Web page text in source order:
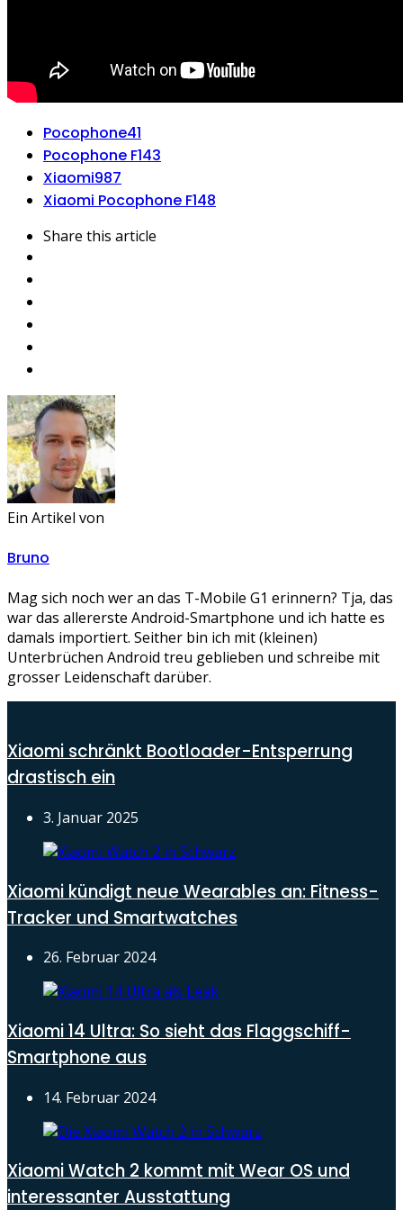
Pocophone41
Pocophone F143
Xiaomi987
Xiaomi Pocophone F148
Share this article
Ein Artikel von
Bruno
Mag sich noch wer an das T-Mobile G1 erinnern? Tja, das
war das allererste Android-Smartphone und ich hatte es
damals importiert. Seither bin ich mit (kleinen)
Unterbrüchen Android treu geblieben und schreibe mit
grosser Leidenschaft darüber.
Xiaomi schränkt Bootloader-Entsperrung
drastisch ein
3. Januar 2025
Xiaomi kündigt neue Wearables an: Fitness-
Tracker und Smartwatches
26. Februar 2024
Xiaomi 14 Ultra: So sieht das Flaggschiff-
Smartphone aus
14. Februar 2024
Xiaomi Watch 2 kommt mit Wear OS und
interessanter Ausstattung